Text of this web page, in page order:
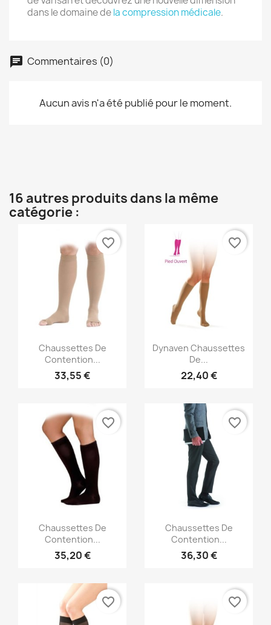
dans le domaine dela compression médicale.
Commentaires (0)
Aucun avis n'a été publié pour le moment.
16 autres produits dans la même
catégorie :
Aperçu rapide
Chaussettes De
Contention...
33,55 €
favorite_border
Aperçu rapide
Dynaven Chaussettes
De...
22,40 €
favorite_border
Aperçu rapide
Chaussettes De
Contention...
35,20 €
favorite_border
Aperçu rapide
Chaussettes De
Contention...
36,30 €
favorite_border
favorite_border favorite_border